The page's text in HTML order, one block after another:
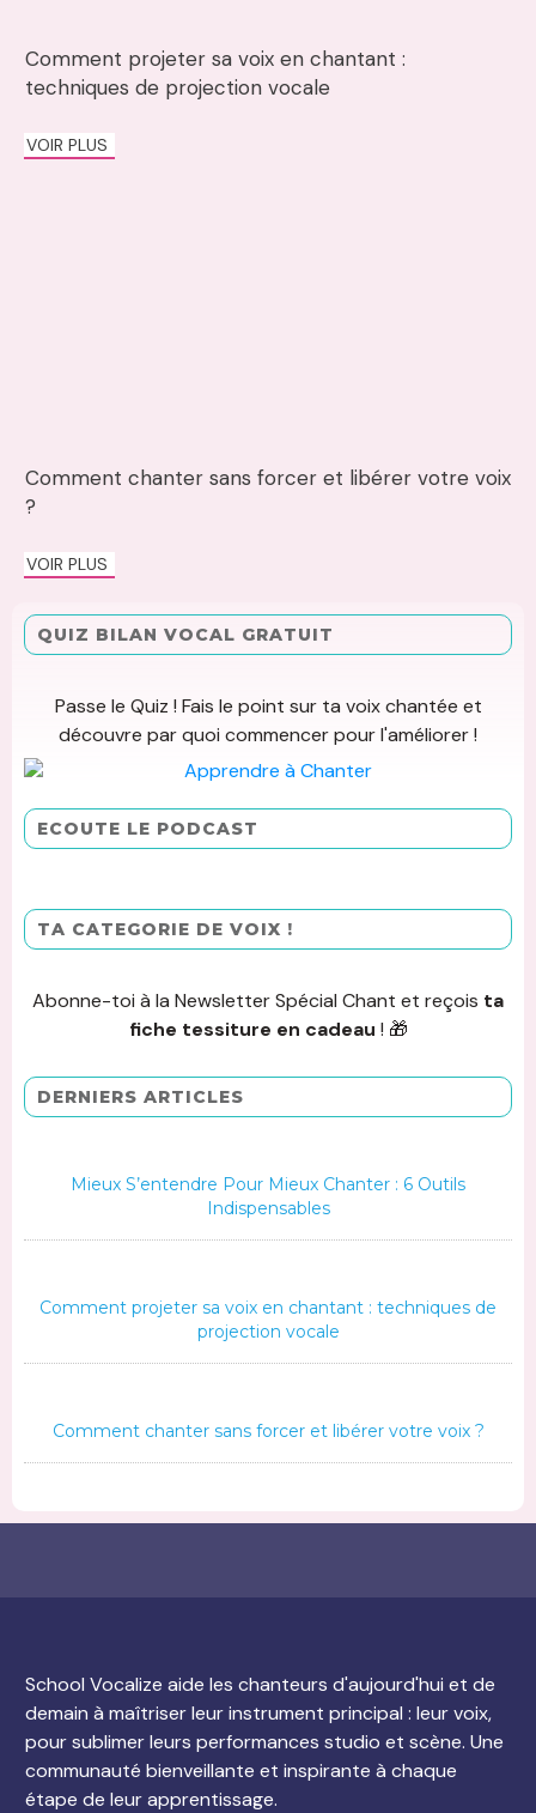
Comment projeter sa voix en chantant :
techniques de projection vocale
VOIR PLUS
Comment chanter sans forcer et libérer votre voix
?
VOIR PLUS
QUIZ BILAN VOCAL GRATUIT
Passe le Quiz ! Fais le point sur ta voix chantée et
découvre par quoi commencer pour l'améliorer !
ECOUTE LE PODCAST
TA CATEGORIE DE VOIX !
Abonne-toi à la Newsletter Spécial Chant et reçois ta
fiche tessiture en cadeau ! 🎁
DERNIERS ARTICLES
Mieux S’entendre Pour Mieux Chanter : 6 Outils
Indispensables
Comment projeter sa voix en chantant : techniques de
projection vocale
Comment chanter sans forcer et libérer votre voix ?
School Vocalize aide les chanteurs d'aujourd'hui et de
demain à maîtriser leur instrument principal : leur voix,
pour sublimer leurs performances studio et scène. Une
communauté bienveillante et inspirante à chaque
étape de leur apprentissage.